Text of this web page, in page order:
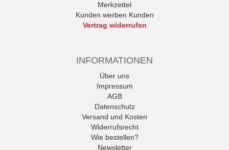
Merkzettel
Kunden werben Kunden
Vertrag widerrufen
INFORMATIONEN
Über uns
Impressum
AGB
Datenschutz
Versand und Kosten
Widerrufsrecht
Wie bestellen?
Newsletter